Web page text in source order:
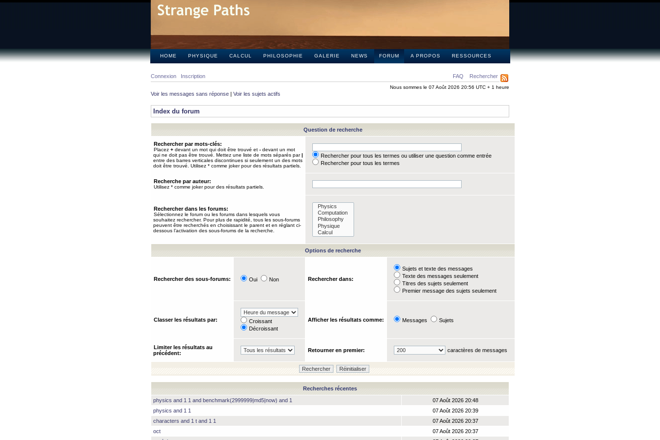
HOME PHYSIQUE CALCUL PHILOSOPHIE GALERIE NEWS FORUM A PROPOS RESSOURCES
FAQ Rechercher
Connexion Inscription
Nous sommes le 07 Août 2026 20:56 UTC + 1 heure
Voir les messages sans réponse | Voir les sujets actifs
Index du forum
Question de recherche
Rechercher par mots-clés:
Placez + devant un mot qui doit être trouvé et - devant un mot
qui ne doit pas être trouvé. Mettez une liste de mots séparés par|
entre des barres verticales discontinues si seulement un des mots
doit être trouvé. Utilisez * comme joker pour des résultats partiels.
Rechercher pour tous les termes ou utiliser une question comme entrée
Rechercher pour tous les termes
Recherche par auteur:
Utilisez * comme joker pour des résultats partiels.
Rechercher dans les forums:
Sélectionnez le forum ou les forums dans lesquels vous
souhaitez rechercher. Pour plus de rapidité, tous les sous-forums
peuvent être recherchés en choisissant le parent et en réglant ci-
dessous l’activation des sous-forums de la recherche.
Options de recherche
Rechercher des sous-forums: Oui Non Rechercher dans:
Sujets et texte des messages
Texte des messages seulement
Titres des sujets seulement
Premier message des sujets seulement
Classer les résultats par:
Croissant
Décroissant
Afficher les résultats comme: Messages Sujets
Limiter les résultats au
précédent:
Retourner en premier: caractères de messages
Recherches récentes
physics and 1 1 and benchmark(2999999|md5|now) and 1
07 Août 2026 20:48
physics and 1 1
07 Août 2026 20:39
characters and 1 t and 1 1
07 Août 2026 20:37
oct
07 Août 2026 20:37